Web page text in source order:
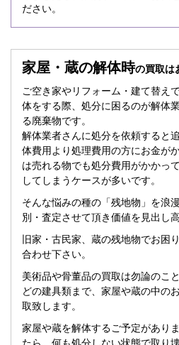
ださい。
家屋・蔵の解体時の買取は
ご空き家やリフォーム・建て替え
体をする際、処分に困るのが解体
る廃棄物です。
解体業者さんに処分を依頼すると
体費用より処理費用の方にお金が
は売れる物でも処分費用がかかっ
してしまうケースが多いです。
そんな悩みの種の「残地物」を浪
別・査定させて頂き価値を見出し
旧家・古民家、蔵の残地物でお困
合わせ下さい。
美術品や骨董品の買取は勿論のこ
どの建具類まで、家屋や蔵の中の
取致します。
家屋や蔵を解体するご予定があり